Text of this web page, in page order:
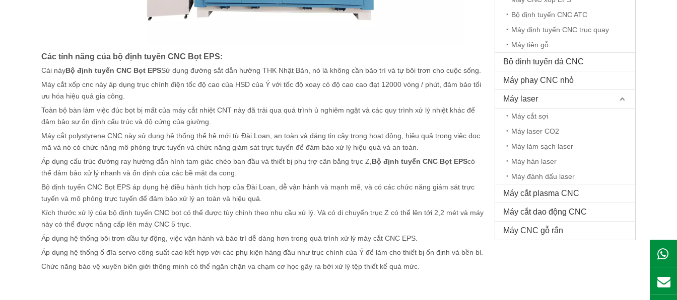
Các tính năng của bộ định tuyến CNC Bọt EPS:
Cái nàyBộ định tuyến CNC Bọt EPSSử dụng đường sắt dẫn hướng THK Nhật Bản, nó là không cần bảo trì và tự bôi trơn cho cuộc sống.
Máy cắt xốp cnc này áp dụng trục chính điện tốc độ cao của HSD của Ý với tốc độ xoay có độ cao cao đạt 12000 vòng / phút, đảm bảo tối
ưu hóa hiệu quả gia công.
Toàn bộ bàn làm việc đúc bọt bị mất của máy cắt nhiệt CNT này đã trải qua quá trình ủ nghiêm ngặt và các quy trình xử lý nhiệt khác để
đảm bảo sự ổn định cấu trúc và độ cứng của giường.
Máy cắt polystyrene CNC này sử dụng hệ thống thế hệ mới từ Đài Loan, an toàn và đáng tin cậy trong hoạt động, hiệu quả trong việc đọc
mã và nó có chức năng mô phỏng trực tuyến và chức năng giám sát trực tuyến để đảm bảo xử lý hiệu quả và an toàn.
Áp dụng cấu trúc đường ray hướng dẫn hình tam giác chéo ban đầu và thiết bị phụ trợ cân bằng trục Z, Bộ định tuyến CNC Bọt EPScó
thể đảm bảo xử lý nhanh và ổn định của các bề mặt đa cong.
Bộ định tuyến CNC Bọt EPS áp dụng hệ điều hành tích hợp của Đài Loan, dễ vận hành và mạnh mẽ, và có các chức năng giám sát trực
tuyến và mô phỏng trực tuyến để đảm bảo xử lý an toàn và hiệu quả.
Kích thước xử lý của bộ định tuyến CNC bọt có thể được tùy chỉnh theo nhu cầu xử lý. Và có di chuyển trục Z có thể lên tới 2,2 mét và máy
này có thể được nâng cấp lên máy CNC 5 trục.
Áp dụng hệ thống bôi trơn dầu tự động, việc vận hành và bảo trì dễ dàng hơn trong quá trình xử lý máy cắt CNC EPS.
Áp dụng hệ thống ổ đĩa servo công suất cao kết hợp với các phụ kiện hàng đầu như trục chính của Ý để làm cho thiết bị ổn định và bền bỉ.
Chức năng bảo vệ xuyên biên giới thông minh có thể ngăn chặn va chạm cơ học gây ra bởi xử lý tệp thiết kế quá mức.
Bộ định tuyến CNC ATC
Máy định tuyến CNC trục quay
Máy tiện gỗ
Bộ định tuyến đá CNC
Máy phay CNC nhỏ
Máy laser
Máy cắt sợi
Máy laser CO2
Máy làm sạch laser
Máy hàn laser
Máy đánh dấu laser
Máy cắt plasma CNC
Máy cắt dao động CNC
Máy CNC gỗ rắn